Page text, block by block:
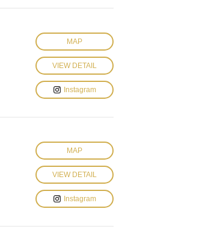
MAP
VIEW DETAIL
Instagram
MAP
VIEW DETAIL
Instagram